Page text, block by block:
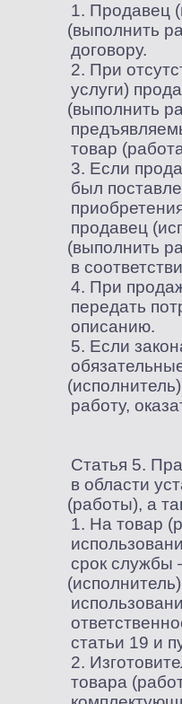
1. Продавец (
(выполнить
договору.
2. При
услуги)
(выполнить
товар (
3. Если
был
продавец (
(выполнить
в
4. При
передать
описанию.
5. Если
(
работу,
Статья 5.
в области
(работы), а
1. На товар (
срок службы
(
статьи 19 и
2.
товара (